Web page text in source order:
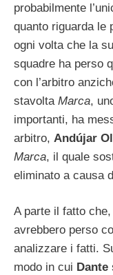
probabilmente
quanto riguarda le
ogni volta che la
squadre ha perso
con l’arbitro
stavolta Marca,
importanti, ha
arbitro, Andújar
Marca, il quale
eliminato a causa
A parte il fatto
avrebbero perso
analizzare i fatti.
modo in cui Dante